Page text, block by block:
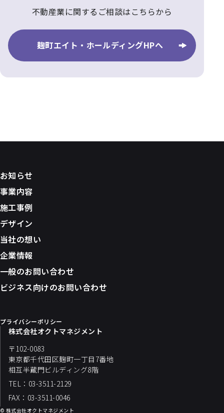
不動産業に関するご相談はこちらから
麹町エイト・ホールディングHPへ
お知らせ
事業内容
施工事例
デザイン
当社の想い
企業情報
一般のお問い合わせ
ビジネス向けのお問い合わせ
プライバシーポリシー
株式会社オクトマネジメント
〒102-0083
東京都千代田区麹町一丁目7番地
相互半蔵門ビルディング8階
TEL：03-3511-2129
FAX：03-3511-0046
© 株式会社オクトマネジメント